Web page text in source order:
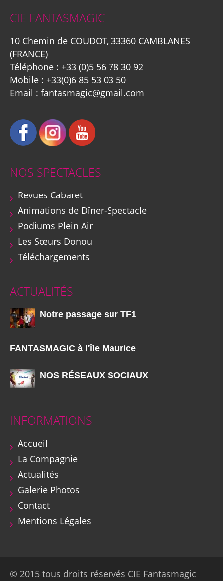
CIE FANTASMAGIC
10 Chemin de COUDOT, 33360 CAMBLANES
(FRANCE)
Téléphone : +33 (0)5 56 78 30 92
Mobile : +33(0)6 85 53 03 50
Email : fantasmagic@gmail.com
NOS SPECTACLES
Revues Cabaret
Animations de Dîner-Spectacle
Podiums Plein Air
Les Sœurs Donou
Téléchargements
ACTUALITÉS
Notre passage sur TF1
FANTASMAGIC à l'île Maurice
NOS RÉSEAUX SOCIAUX
INFORMATIONS
Accueil
La Compagnie
Actualités
Galerie Photos
Contact
Mentions Légales
© 2015 tous droits réservés CIE Fantasmagic